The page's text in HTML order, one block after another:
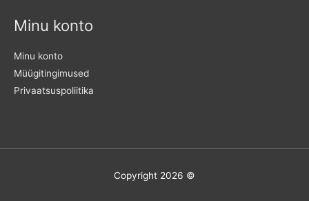
Minu konto
Minu konto
Müügitingimused
Privaatsuspoliitika
Copyright 2026 ©